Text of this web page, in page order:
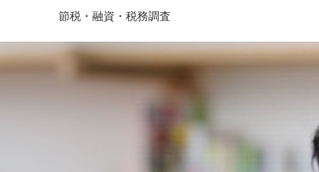
節税・融資・税務調査